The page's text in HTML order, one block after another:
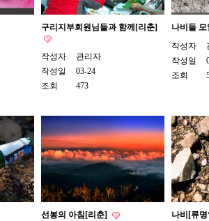
구리지부회원님들과 함께[리춘]
작성자
관리자
작성일
03-24
조회
473
나비들
작성자
작성일
조회
선봉의 아침[리춘]
나비[류